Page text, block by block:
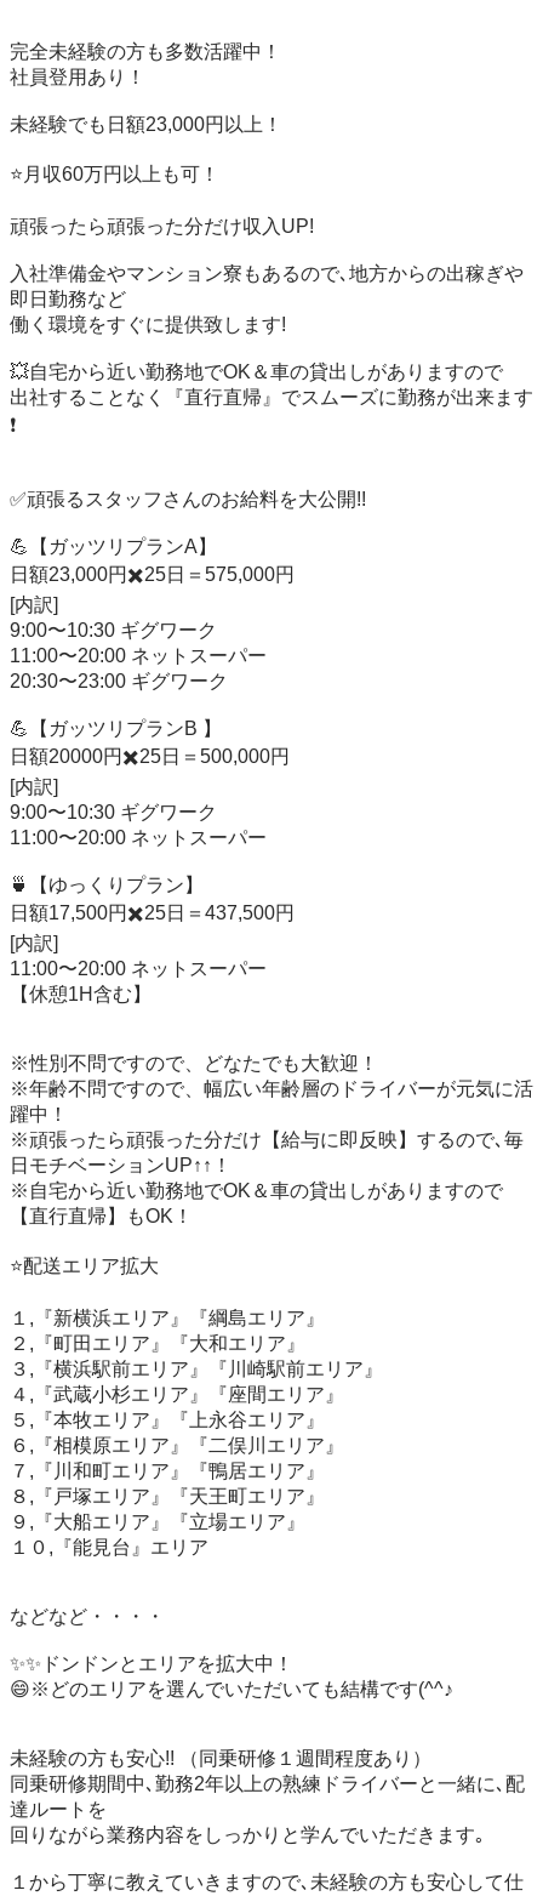
完全未経験の方も多数活躍中！
社員登用あり！
未経験でも日額23,000円以上！
⭐️月収60万円以上も可！
頑張ったら頑張った分だけ収入UP!
入社準備金やマンション寮もあるので､地方からの出稼ぎや
即日勤務など
働く環境をすぐに提供致します!
💥自宅から近い勤務地でOK＆車の貸出しがありますので
出社することなく『直行直帰』でスムーズに勤務が出来ます
❗️
✅頑張るスタッフさんのお給料を大公開!!
💪【ガッツリプランA】
日額23,000円✖️25日＝575,000円
[内訳]
9:00〜10:30 ギグワーク
11:00〜20:00 ネットスーパー
20:30〜23:00 ギグワーク
💪【ガッツリプランB 】
日額20000円✖️25日＝500,000円
[内訳]
9:00〜10:30 ギグワーク
11:00〜20:00 ネットスーパー
🍵【ゆっくりプラン】
日額17,500円✖️25日＝437,500円
[内訳]
11:00〜20:00 ネットスーパー
【休憩1H含む】
※性別不問ですので、どなたでも大歓迎！
※年齢不問ですので、幅広い年齢層のドライバーが元気に活
躍中！
※頑張ったら頑張った分だけ【給与に即反映】するので､毎
日モチベーションUP↑↑！
※自宅から近い勤務地でOK＆車の貸出しがありますので
【直行直帰】もOK！
⭐️配送エリア拡大
１,『新横浜エリア』『綱島エリア』
２,『町田エリア』『大和エリア』
３,『横浜駅前エリア』『川崎駅前エリア』
４,『武蔵小杉エリア』『座間エリア』
５,『本牧エリア』『上永谷エリア』
６,『相模原エリア』『二俣川エリア』
７,『川和町エリア』『鴨居エリア』
８,『戸塚エリア』『天王町エリア』
９,『大船エリア』『立場エリア』
１０,『能見台』エリア
などなど・・・・
✨✨ドンドンとエリアを拡大中！
😄※どのエリアを選んでいただいても結構です(^^♪
未経験の方も安心!! （同乗研修１週間程度あり）
同乗研修期間中､勤務2年以上の熟練ドライバーと一緒に､配
達ルートを
回りながら業務内容をしっかりと学んでいただきます｡
１から丁寧に教えていきますので､未経験の方も安心して仕